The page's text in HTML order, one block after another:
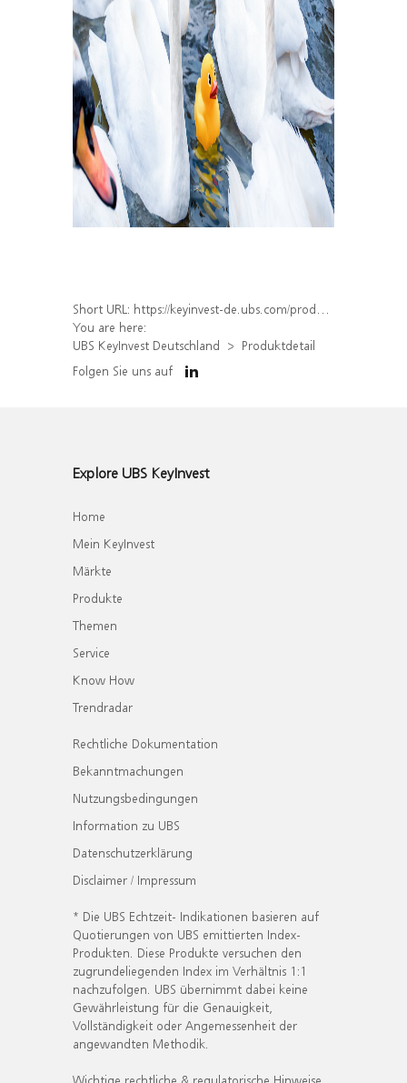
Short URL: https://keyinvest-de.ubs.com/produkt/detail/index/isin/DE000WA81XL8
You are here:
UBS KeyInvest Deutschland
Produktdetail
Folgen Sie uns auf
Explore UBS KeyInvest
Home
Mein KeyInvest
Märkte
Produkte
Themen
Service
Know How
Trendradar
Rechtliche Dokumentation
Bekanntmachungen
Nutzungsbedingungen
Information zu UBS
Datenschutzerklärung
Disclaimer / Impressum
* Die UBS Echtzeit- Indikationen basieren auf
Quotierungen von UBS emittierten Index-
Produkten. Diese Produkte versuchen den
zugrundeliegenden Index im Verhältnis 1:1
nachzufolgen. UBS übernimmt dabei keine
Gewährleistung für die Genauigkeit,
Vollständigkeit oder Angemessenheit der
angewandten Methodik.